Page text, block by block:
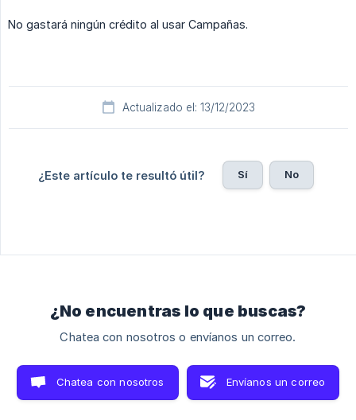
No gastará ningún crédito al usar Campañas.
Actualizado el: 13/12/2023
¿Este artículo te resultó útil? Sí No
¿No encuentras lo que buscas?
Chatea con nosotros o envíanos un correo.
Chatea con nosotros Envíanos un correo